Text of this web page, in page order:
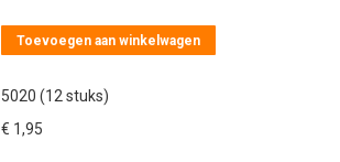
Toevoegen aan winkelwagen
5020 (12 stuks)
€ 1,95